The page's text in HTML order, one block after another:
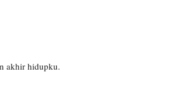
akhir hidupku.